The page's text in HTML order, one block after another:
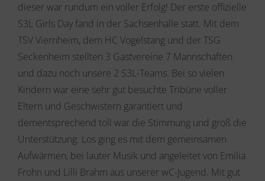
dieser war rundum ein voller Erfolg! Der erste offizielle
S3L Girls Day fand in der Sachsenhalle statt. Mit dem
TSV Viernheim, dem HC Vogelstang und der TSG
Seckenheim stellten 3 Gastvereine 7 Mannschaften
und dazu noch unsere 2 S3L-Teams. Bei so vielen
Kindern war eine sehr gut besuchte Tribüne voller
Eltern und Geschwistern garantiert und
dementsprechend toll war die Stimmung und groß die
Unterstützung. Los ging es mit dem gemeinsamen
Aufwärmen, bei lauter Musik und angeleitet von Emilia
Frohn und Lilli Brahm aus unserer wC-Jugend. Mit gut